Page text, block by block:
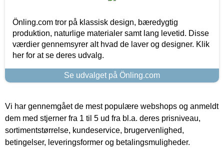
Önling.com tror på klassisk design, bæredygtig
produktion, naturlige materialer samt lang levetid. Disse
værdier gennemsyrer alt hvad de laver og designer. Klik
her for at se deres udvalg.
Se udvalget på Önling.com
Vi har gennemgået de mest populære webshops og anmeldt
dem med stjerner fra 1 til 5 ud fra bl.a. deres prisniveau,
sortimentstørrelse, kundeservice, brugervenlighed,
betingelser, leveringsformer og betalingsmuligheder.